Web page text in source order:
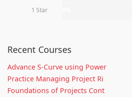
1 Star
Recent Courses
Advance S-Curve using Power
Practice Managing Project Ri
Foundations of Projects Cont